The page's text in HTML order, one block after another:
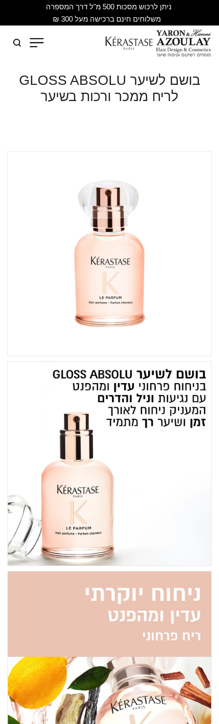
ניתן לרכוש מסכות 500 מ"ל דרך המספרה
משלוחים חינם ברכישה מעל 300 ₪
בושם לשיער GLOSS ABSOLU
לריח ממכר ורכות בשיער